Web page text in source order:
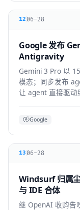
12 06-28
Google 发布
Antigravity
Gemini 3 Pro 以
模态；同步发布
让 agent 直接驱动
Google
13 06-28
Windsurf 归属
与 IDE 合体
继 OpenAI 收购告